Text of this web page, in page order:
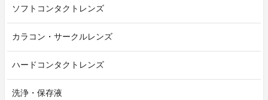
ソフトコンタクトレンズ
カラコン・サークルレンズ
ハードコンタクトレンズ
洗浄・保存液